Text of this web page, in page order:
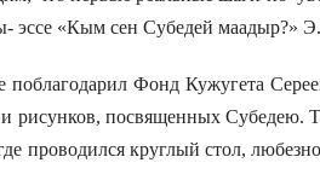
эссе «Кым сен Субедей маадыр?»
Фонд Кужугета
рисунков, посвященных Субедею.
проводился круглый стол,